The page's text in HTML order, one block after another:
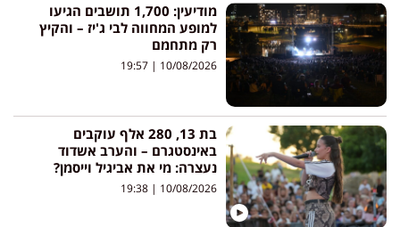
מודיעין: 1,700 תושבים הגיעו
למופע המחווה לבי ג'יז – והקיץ
רק מתחמם
10/08/2026
בת 13, 280 אלף עוקבים
באינסטגרם – והערב אשדוד
נעצרה: מי את אביגיל וייסמן?
10/08/2026